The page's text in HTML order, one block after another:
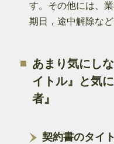
す。その他には、
期日，途中解除など
あまり気にし
イトル』と気
者』
契約書のタイ